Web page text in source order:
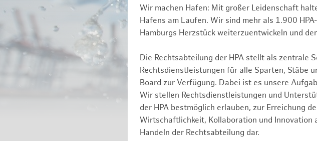
Wir machen Hafen: Mit großer Leidenschaft
Hafens am Laufen. Wir sind mehr als 1.900
Hamburgs Herzstück weiterzuentwickeln und
Die Rechtsabteilung der HPA stellt als zentrale
Rechtsdienstleistungen für alle Sparten, Stäbe
Board zur Verfügung. Dabei ist es unsere
Wir stellen Rechtsdienstleistungen und
der HPA bestmöglich erlauben, zur Erreichung
Wirtschaftlichkeit, Kollaboration und Innovation
Handeln der Rechtsabteilung dar.